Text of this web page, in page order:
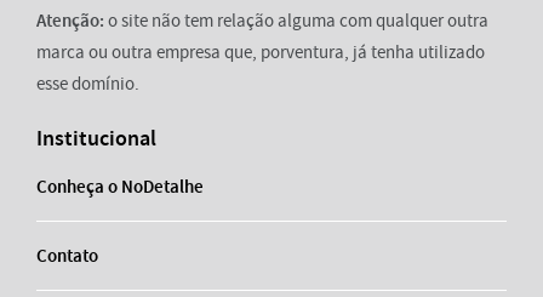
Atenção: o site não tem relação alguma com qualquer outra
marca ou outra empresa que, porventura, já tenha utilizado
esse domínio.
Institucional
Conheça o NoDetalhe
Contato